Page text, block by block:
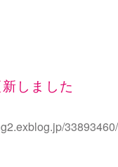
しました
33893460/